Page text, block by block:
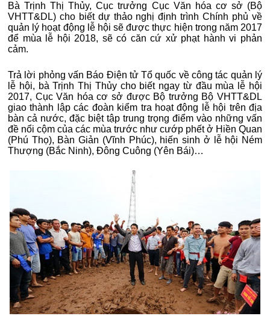
Bà Trịnh Thị Thủy, Cục trưởng Cục Văn hóa cơ sở (Bộ
VHTT&DL) cho biết dự thảo nghị định trình Chính phủ về
quản lý hoạt động lễ hội sẽ được thực hiện trong năm 2017
để mùa lễ hội 2018, sẽ có căn cứ xử phạt hành vi phản
cảm.
Trả lời phỏng vấn Báo Điện tử Tổ quốc về công tác quản lý
lễ hội, bà Trịnh Thị Thủy cho biết ngay từ đầu mùa lễ hội
2017, Cục Văn hóa cơ sở được Bộ trưởng Bộ VHTT&DL
giao thành lập các đoàn kiểm tra hoạt động lễ hội trên địa
bàn cả nước, đặc biệt tập trung trọng điểm vào những vấn
đề nổi cộm của các mùa trước như cướp phết ở Hiền Quan
(Phú Thọ), Bàn Giản (Vĩnh Phúc), hiến sinh ở lễ hội Ném
Thượng (Bắc Ninh), Đông Cuông (Yên Bái)…